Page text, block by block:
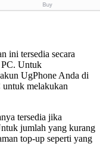
ini tersedia secara
Untuk
UgPhone Anda di
melakukan
tersedia jika
jumlah yang kurang
top-up seperti yang